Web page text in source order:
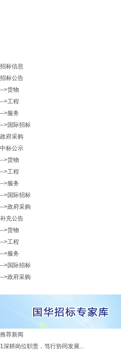
招标信息
招标公告
-->货物
-->工程
-->服务
-->国际招标
政府采购
中标公示
-->货物
-->工程
-->服务
-->国际招标
-->政府采购
补充公告
-->货物
-->工程
-->服务
-->国际招标
-->政府采购
推荐新闻
1深耕岗位职责，笃行协同发展...